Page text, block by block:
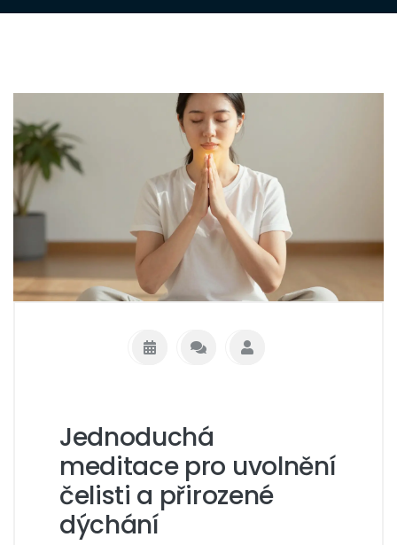
Jednoduchá
meditace pro uvolnění
čelisti a přirozené
dýchání